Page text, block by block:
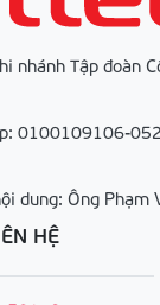
nhánh Tập đoàn
0100109106-
dung: Ông Phạm
HỆ